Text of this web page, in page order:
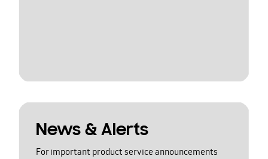
News & Alerts
For important product service announcements